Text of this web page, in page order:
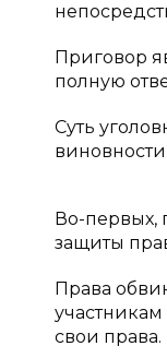
Приговор
полную
Суть
Во-первых,
защиты
Права
свои права.